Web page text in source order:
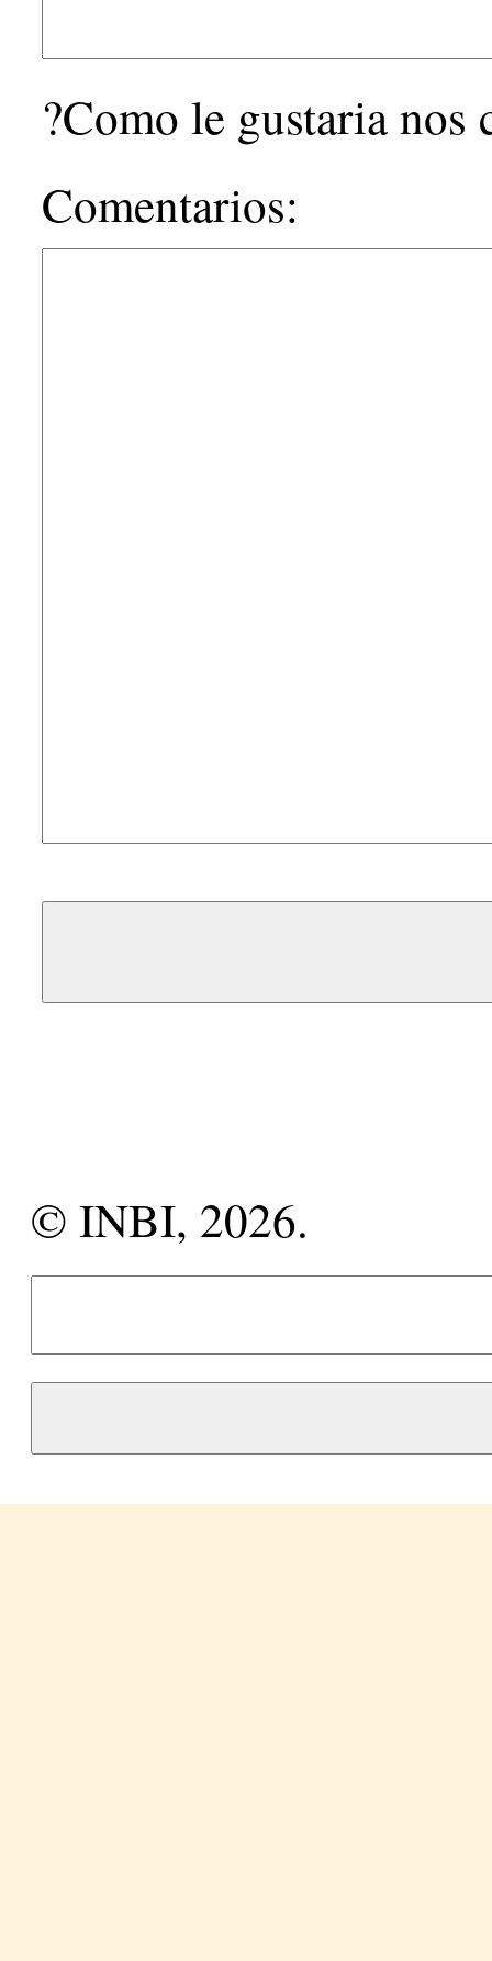
?Como le gustaria
Comentarios:
© INBI, 2026.